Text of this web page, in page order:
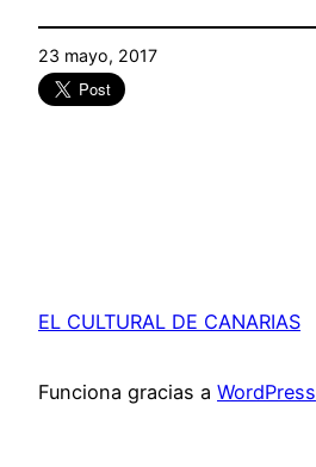
23 mayo, 2017
EL CULTURAL DE CANARIAS
Funciona gracias a WordPress